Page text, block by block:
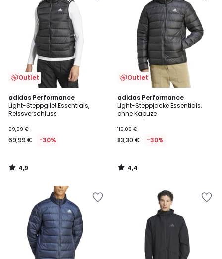
Outlet
adidas Performance
Light-Steppgilet Essentials,
Reissverschluss
99,99 €
69,99 € -30%
4,9
/ 5
4,9
/
Outlet
adidas Performance
Light-Steppjacke Essentials,
ohne Kapuze
119,00 €
83,30 € -30%
4,4
/ 5
4,4
/